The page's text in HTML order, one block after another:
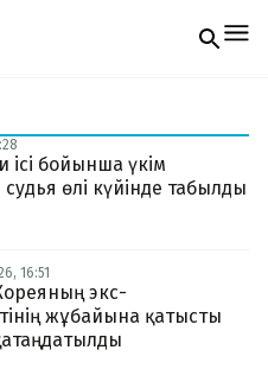
электронды
Жаңа нөмір
Тек email
ісі бойынша үкім
өлі күйінде табылды
16:51
экс-
жұбайына қатысты